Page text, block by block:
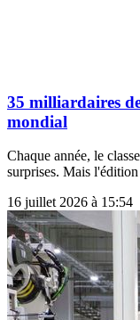
35 milliardaires
mondial
Chaque année, le
surprises. Mais
16 juillet 2026 à 15:54